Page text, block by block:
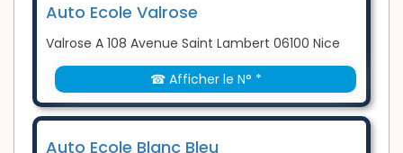
Auto Ecole Valrose
Valrose A 108 Avenue Saint Lambert 06100 Nice
☎ Afficher le N° *
Auto Ecole Blanc Bleu